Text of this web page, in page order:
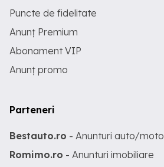
Puncte de fidelitate
Anunț Premium
Abonament VIP
Anunț promo
Parteneri
Bestauto.ro - Anunturi auto/moto
Romimo.ro - Anunturi imobiliare